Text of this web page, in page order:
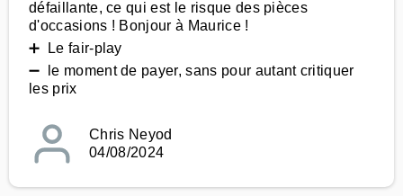
défaillante, ce qui est le risque des pièces
d'occasions ! Bonjour à Maurice !
➕ Le fair-play
➖ le moment de payer, sans pour autant critiquer
les prix
Chris Neyod
04/08/2024